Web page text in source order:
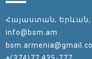
Հայաստան, Երևան,
info@bsm.am